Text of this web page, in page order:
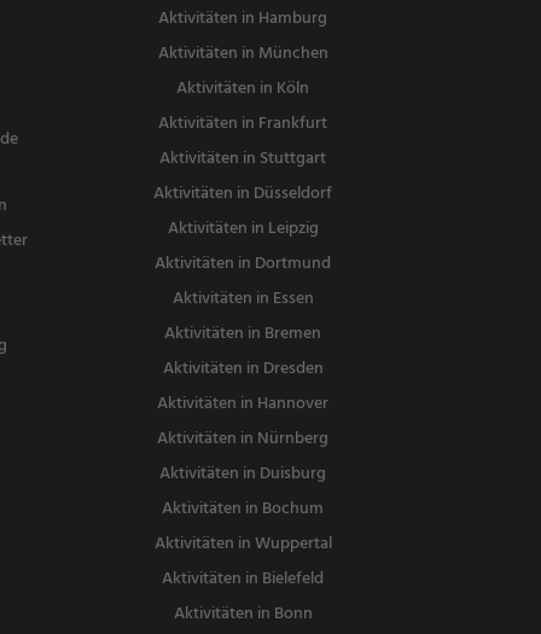
Aktivitäten in Hamburg
Aktivitäten in München
Aktivitäten in Köln
Aktivitäten in Frankfurt
Aktivitäten in Stuttgart
Aktivitäten in Düsseldorf
Aktivitäten in Leipzig
Aktivitäten in Dortmund
Aktivitäten in Essen
Aktivitäten in Bremen
Aktivitäten in Dresden
Aktivitäten in Hannover
Aktivitäten in Nürnberg
Aktivitäten in Duisburg
Aktivitäten in Bochum
Aktivitäten in Wuppertal
Aktivitäten in Bielefeld
Aktivitäten in Bonn